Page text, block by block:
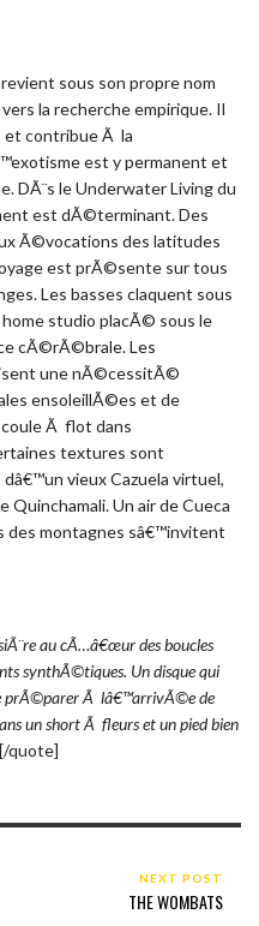
sous son propre nom
la recherche empirique. Il
et contribue Ã la
est y permanent et
DÃ¨s le Underwater Living du
est dÃ©terminant. Des
Ã©vocations des latitudes
est prÃ©sente sur tous
Les basses claquent sous
studio placÃ© sous le
cÃ©rÃ©brale. Les
une nÃ©cessitÃ©
ensoleillÃ©es et de
Ã flot dans
textures sont
vieux Cazuela virtuel,
Un air de Cueca
des montagnes sâ€™invitent
au cÃ…â€œur des boucles
synthÃ©tiques. Un disque qui
prÃ©parer Ã lâ€™arrivÃ©e de
un short Ã fleurs et un pied bien
[/quote]
NEXT POST
THE WOMBATS